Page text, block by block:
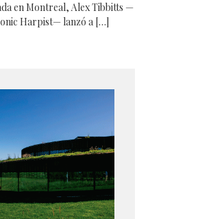
en Montreal, Alex Tibbitts —
Harpist— lanzó a […]